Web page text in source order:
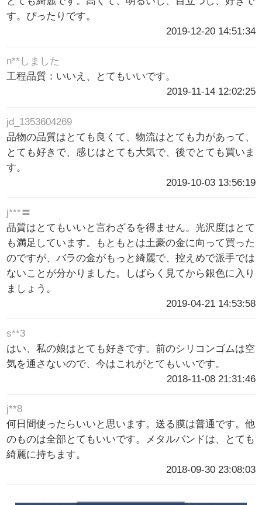
す。ぴったりです。
2019-12-20 14:51:34
n**しました
工程品質：いいえ、とてもいいです。
2019-11-14 12:02:25
jd_1353604269
品物の品質はとても良くて、物流はとても力があって、
とても好きで、感じはとても大気で、後でとても買いま
す。
2019-10-03 13:56:19
j***〓
品質はとてもいいと言わざるを得ません。光沢度はとて
も満足しています。もともとは土豪の金に向って買った
のですが、バラの金がもっと綺麗で、控えめで派手では
ないことが分かりました。しばらく見てから銀色に入り
ましょう。
2019-04-21 14:53:58
s**3
はい、私の娘はとても好きです。前のシリコンゴムは空
気を通さないので、今はこれがとてもいいです。
2018-11-08 21:31:46
j**8
何日間使ったらいいと思います。送る膜は普通です。他
のものは全部とてもいいです。メタルバンドは、とても
綺麗に持ちます。
2018-09-30 23:08:03